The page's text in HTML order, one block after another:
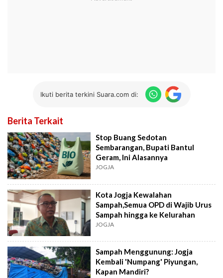
Ikuti berita terkini Suara.com di:
Berita Terkait
Stop Buang Sedotan
Sembarangan, Bupati Bantul
Geram, Ini Alasannya
JOGJA
Kota Jogja Kewalahan
Sampah,Semua OPD di Wajib Urus
Sampah hingga ke Kelurahan
JOGJA
Sampah Menggunung: Jogja
Kembali 'Numpang' Piyungan,
Kapan Mandiri?